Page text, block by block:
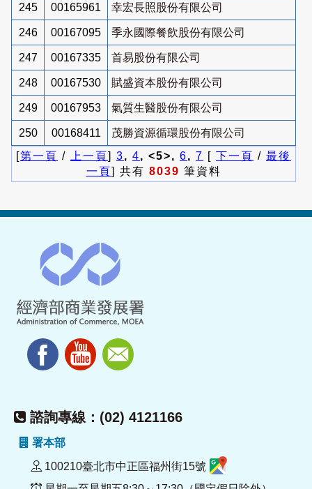
245 00165961 幸宏長照股份有限公司
246 00167095 季永國際餐飲股份有限公司
247 00167335 首易股份有限公司
248 00167530 賦盛資本股份有限公司
249 00167953 氣質生醫股份有限公司
250 00168411
茂勝資源循環股份有限公司
[第一頁 / 上一頁] 3, 4, <5>, 6, 7 [ 下一頁 / 最後
一頁] 共有 8039 筆資料
諮詢專線：(02) 4121166
署本部
100210臺北市中正區福州街15號